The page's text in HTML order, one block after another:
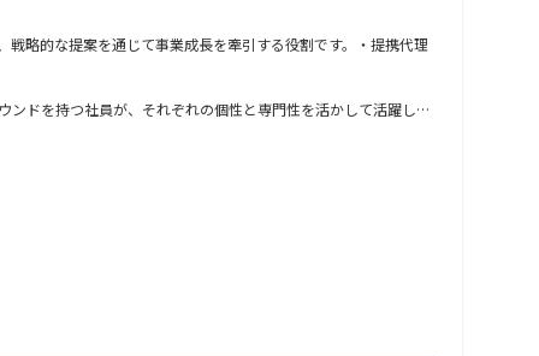
略的な提案を通じて事業成長を牽引する役割です。・提携代理
ンドを持つ社員が、それぞれの個性と専門性を活かして活躍して
す。・経営陣との距離が近く、現場の声が経営に届きやすい風
根付いており、互いに尊敬し合いながら切磋琢磨できる環境で
の営業経験を活かしながら、より広い裁量と責任を持って活躍
ていただきます。その後も、一人ひとりの経験やスキルに応じ
り、安心して業務に取り組みながら、専門性と実践力を高めて